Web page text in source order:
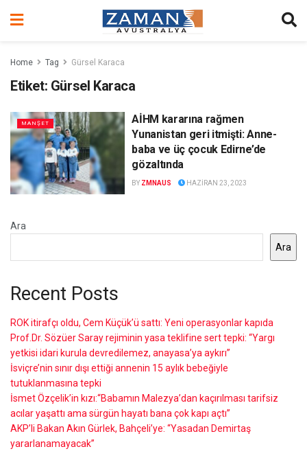
Home Tag Gürsel Karaca
Etiket: Gürsel Karaca
MANŞET
AİHM kararına rağmen
Yunanistan geri itmişti: Anne-
baba ve üç çocuk Edirne’de
gözaltında
BY ZMNAUS HAZIRAN 23, 2023
Ara
Ara
Recent Posts
ROK itirafçı oldu, Cem Küçük’ü sattı: Yeni operasyonlar kapıda
Prof.Dr. Sözüer Saray rejiminin yasa teklifine sert tepki: “Yargı
yetkisi idari kurula devredilemez, anayasa’ya aykırı”
İsviçre’nin sınır dışı ettiği annenin 15 aylık bebeğiyle
tutuklanmasına tepki
İsmet Özçelik’in kızı:“Babamın Malezya’dan kaçırılması tarifsiz
acılar yaşattı ama sürgün hayatı bana çok kapı açtı”
AKP’li Bakan Akın Gürlek, Bahçeli’ye: “Yasadan Demirtaş
yararlanamayacak”